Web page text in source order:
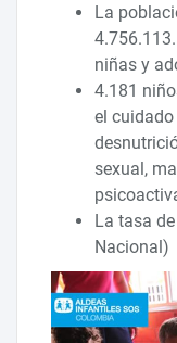
La
niñas y
4.181
el
sexual,
La tasa
Nacional)